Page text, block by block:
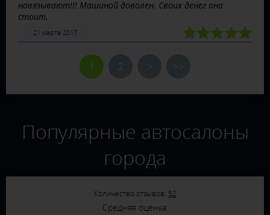
навязывают!!! Машиной доволен. Своих денег она
стоит.
21 марта 2017
1 2 > >>
Популярные автосалоны
города
Количество отзывов: 52
Средняя оценка: